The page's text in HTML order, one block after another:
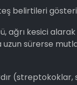
belirtileri
ağrı kesici alarak
uzun sürerse
(streptokoklar,